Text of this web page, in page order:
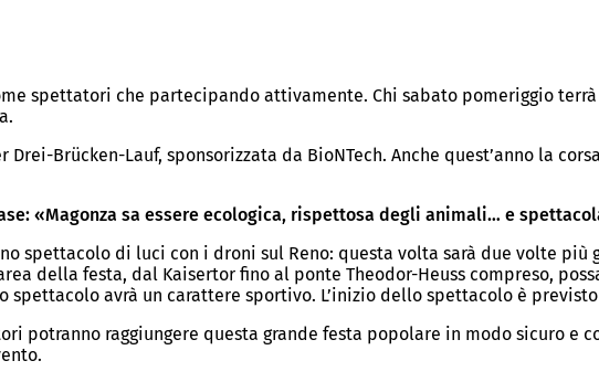
spettatori che partecipando attivamente. Chi sabato pomeriggio terrà
Brücken-Lauf, sponsorizzata da BioNTech. Anche quest’anno la
«Magonza sa essere ecologica, rispettosa degli animali… e
spettacolo di luci con i droni sul Reno: questa volta sarà due volte più
della festa, dal Kaisertor fino al ponte Theodor-Heuss compreso,
avrà un carattere sportivo. L’inizio dello spettacolo è previsto
potranno raggiungere questa grande festa popolare in modo sicuro e